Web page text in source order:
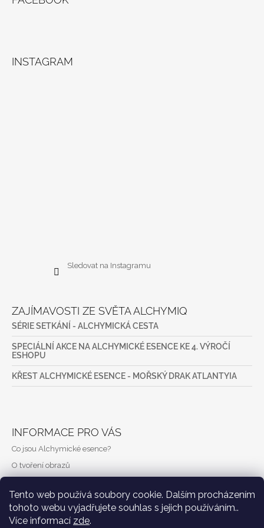
Tento web používá soubory cookie. Dalším procházením
tohoto webu vyjadřujete souhlas s jejich používáním..
Více informací zde.
INSTAGRAM
Sledovat na Instagramu
ZAJÍMAVOSTI ZE SVĚTA ALCHYMIQ
SÉRIE SETKÁNÍ - ALCHYMICKÁ CESTA
SPECIÁLNÍ AKCE NA ALCHYMICKÉ ESENCE KE 4. VÝROČÍ
ESHOPU
KŘEST ALCHYMICKÉ ESENCE - MOŘSKÝ DRAK ATLANTYIA
INFORMACE PRO VÁS
Co jsou Alchymické esence?
O tvoření obrazů
Vaše voňavé příběhy